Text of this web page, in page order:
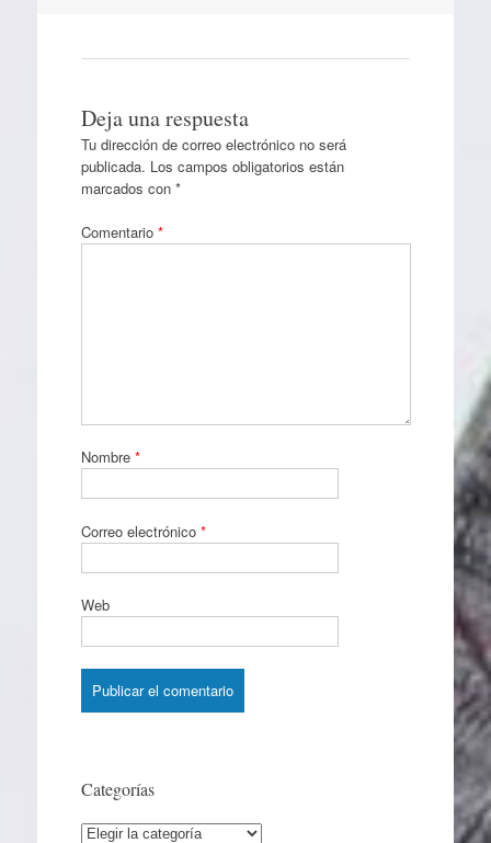
Deja una respuesta
Tu dirección de correo electrónico no será
publicada. Los campos obligatorios están
marcados con *
Comentario *
Nombre *
Correo electrónico *
Web
Categorías
Categorías